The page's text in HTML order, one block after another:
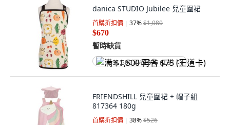
danica STUDIO Jubilee 兒童圍裙
首購折扣價 37%$1,080
$670
暫時缺貨
满 $1,500 再省 $75 (王道卡)
FRIENDSHILL 兒童圍裙 + 帽子組
817364 180g
首購折扣價 38%$526